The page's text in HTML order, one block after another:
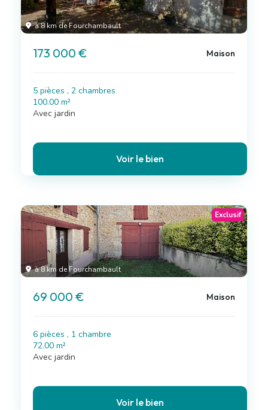
à 8 km de Fourchambault
173 000 € Maison
5 pièces , 2 chambres
100.00 m²
Avec jardin
Voir le bien
à 8 km de Fourchambault
Exclusif
69 000 € Maison
6 pièces , 1 chambre
72.00 m²
Avec jardin
Voir le bien